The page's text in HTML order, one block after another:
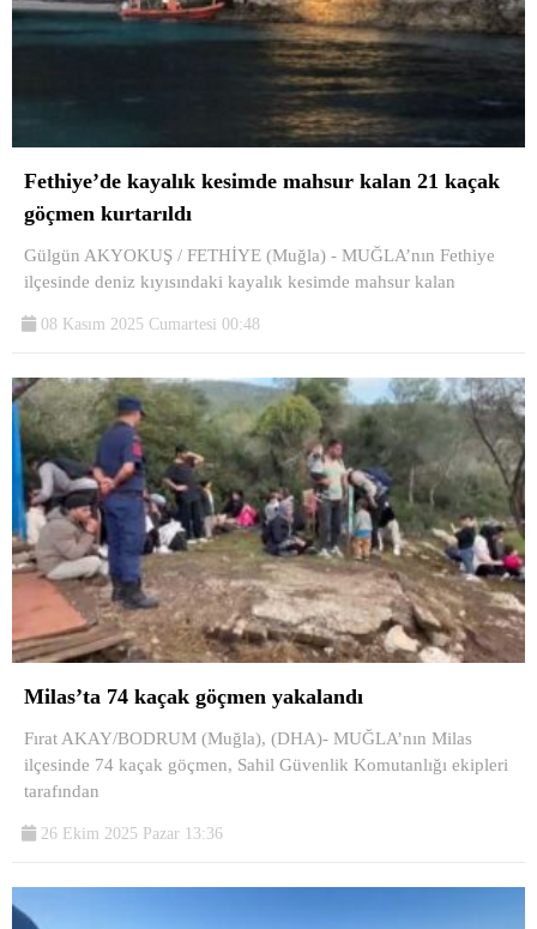
Fethiye’de kayalık kesimde mahsur kalan 21 kaçak
göçmen kurtarıldı
Gülgün AKYOKUŞ / FETHİYE (Muğla) - MUĞLA’nın Fethiye
ilçesinde deniz kıyısındaki kayalık kesimde mahsur kalan
08 Kasım 2025 Cumartesi 00:48
Milas’ta 74 kaçak göçmen yakalandı
Fırat AKAY/BODRUM (Muğla), (DHA)- MUĞLA’nın Milas
ilçesinde 74 kaçak göçmen, Sahil Güvenlik Komutanlığı ekipleri
tarafından
26 Ekim 2025 Pazar 13:36